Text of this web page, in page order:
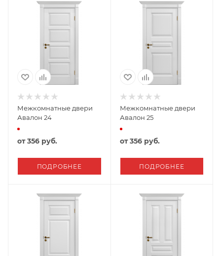
Межкомнатные двери
Авалон 24
от356 руб.
ПОДРОБНЕЕ
Межкомнатные двери
Авалон 25
от356 руб.
ПОДРОБНЕЕ